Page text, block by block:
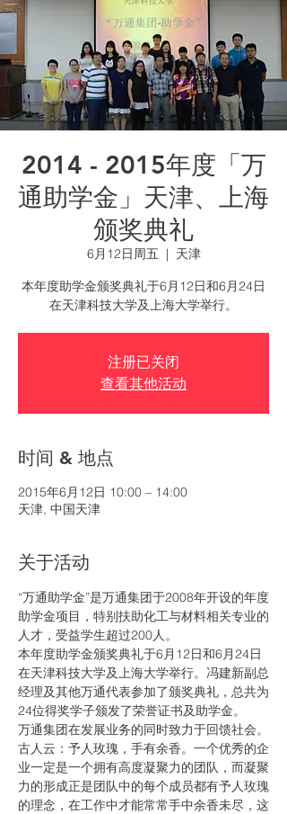
2014 - 2015年度「万
通助学金」天津、上海
颁奖典礼
6月12日周五
  |
天津
本年度助学金颁奖典礼于6月12日和6月24日
在天津科技大学及上海大学举行。
注册已关闭
查看其他活动
时间 & 地点
2015年6月12日 10:00 – 14:00
天津, 中国天津
关于活动
“万通助学金”是万通集团于2008年开设的年度
助学金项目，特别扶助化工与材料相关专业的
人才，受益学生超过200人。
本年度助学金颁奖典礼于6月12日和6月24日
在天津科技大学及上海大学举行。冯建新副总
经理及其他万通代表参加了颁奖典礼，总共为
24位得奖学子颁发了荣誉证书及助学金。
万通集团在发展业务的同时致力于回馈社会。
古人云：予人玫瑰，手有余香。一个优秀的企
业一定是一个拥有高度凝聚力的团队，而凝聚
力的形成正是团队中的每个成员都有予人玫瑰
的理念，在工作中才能常常手中余香未尽，这